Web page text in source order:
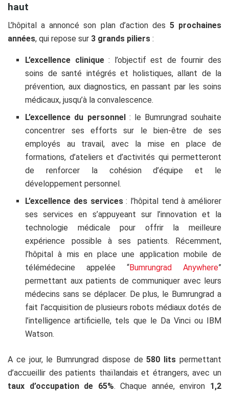
haut
L’hôpital a annoncé son plan d’action des 5 prochaines
années, qui repose sur 3 grands piliers :
L’excellence clinique: l’objectif est de fournir des
soins de santé intégrés et holistiques, allant de la
prévention, aux diagnostics, en passant par les soins
médicaux, jusqu’à la convalescence.
L’excellence du personnel : le Bumrungrad souhaite
concentrer ses efforts sur le bien-être de ses
employés au travail, avec la mise en place de
formations, d’ateliers et d’activités qui permetteront
de renforcer la cohésion d’équipe et le
développement personnel.
L’excellence des services: l’hôpital tend à améliorer
ses services en s’appuyeant sur l’innovation et la
technologie médicale pour offrir la meilleure
expérience possible à ses patients. Récemment,
l’hôpital à mis en place une application mobile de
télémédecine appelée “Bumrungrad Anywhere”
permettant aux patients de communiquer avec leurs
médecins sans se déplacer. De plus, le Bumrungrad a
fait l’acquisition de plusieurs robots médiaux dotés de
l’intelligence artificielle, tels que le Da Vinci ou IBM
Watson.
A ce jour, le Bumrungrad dispose de580 lits permettant
d’accueillir des patients thaïlandais et étrangers, avec un
taux d’occupation de 65%.Chaque année, environ 1,2